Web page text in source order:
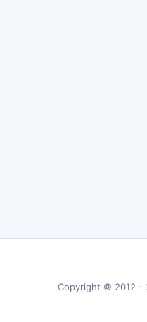
Copyright © 2012 -